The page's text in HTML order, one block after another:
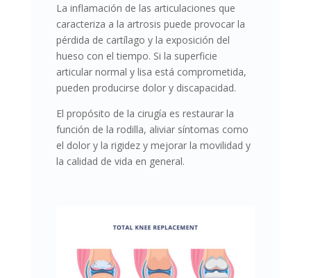
La inflamación de las articulaciones que
caracteriza a la artrosis puede provocar la
pérdida de cartílago y la exposición del
hueso con el tiempo. Si la superficie
articular normal y lisa está comprometida,
pueden producirse dolor y discapacidad.
El propósito de la cirugía es restaurar la
función de la rodilla, aliviar síntomas como
el dolor y la rigidez y mejorar la movilidad y
la calidad de vida en general.